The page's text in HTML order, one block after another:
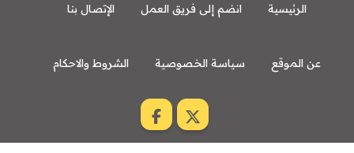
الرئيسية انضم إلى فريق العمل الإتصال بنا
عن الموقع سياسة الخصوصية الشروط والاحكام